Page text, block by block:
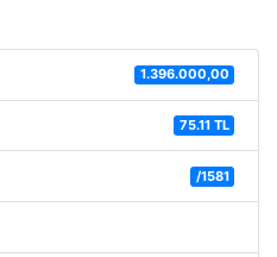
1.396.000,00
75.11 TL
/1581